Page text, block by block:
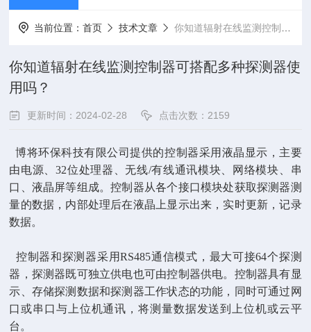
当前位置：首页 技术文章 你知道辐射在线监测控制器可搭配多种探测器使用吗？
你知道辐射在线监测控制器可搭配多种探测器使
用吗？
更新时间：2024-02-28 点击次数：2159
博将环保科技有限公司提供的控制器采用液晶显示，主要
由电源、32位处理器、无线/有线通讯模块、网络模块、串
口、液晶屏等组成。控制器从各个接口模块处获取探测器测
量的数据，内部处理后在液晶上显示出来，实时更新，记录
数据。
控制器和探测器采用RS485通信模式，最大可接64个探测
器，探测器既可独立供电也可由控制器供电。控制器具有显
示、存储探测数据和探测器工作状态的功能，同时可通过网
口或串口与上位机通讯，将测量数据发送到上位机或云平
台。